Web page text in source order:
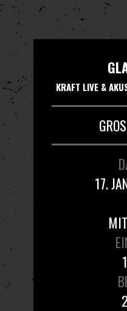
KRAFT LIVE &
17.